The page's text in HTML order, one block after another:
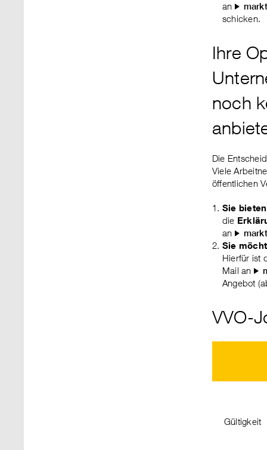
an
schicken.
Ihre
noch
Die
Viele
öffentlichen
Sie
die
an
Sie
Hierfür ist
Mail an
Angebot
VVO-
Gültigkeit